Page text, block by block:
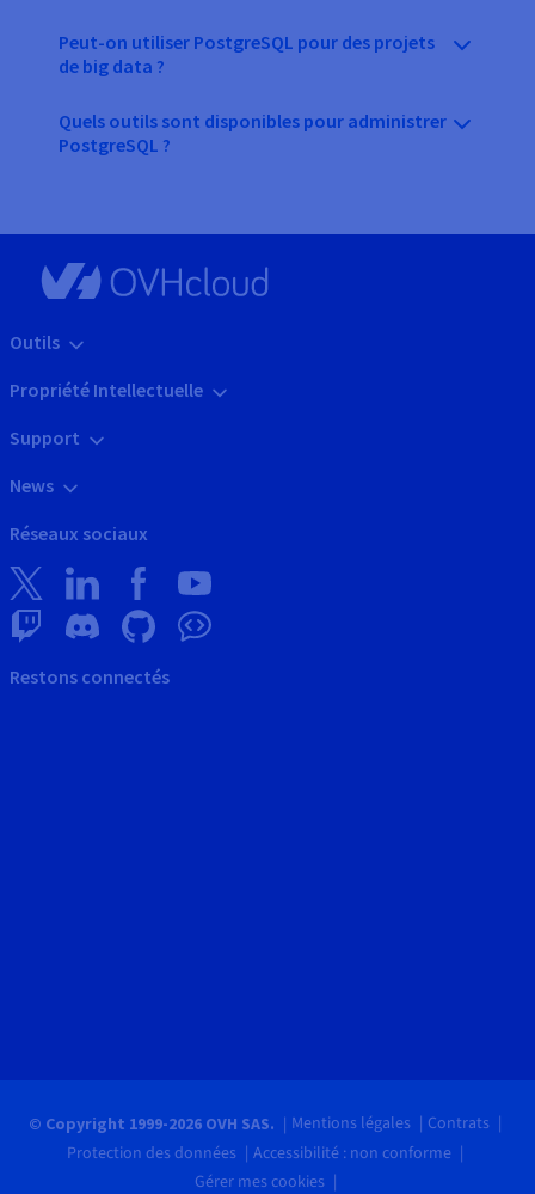
Peut-on utiliser PostgreSQL pour des projets
de big data ?
Quels outils sont disponibles pour administrer
PostgreSQL ?
Outils
Propriété Intellectuelle
Support
News
Réseaux sociaux
Restons connectés
© Copyright 1999-2026 OVH SAS. Mentions légales
Contrats
Protection des données
Accessibilité : non conforme
Gérer mes cookies